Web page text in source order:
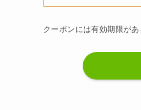
クーポンには有効期限が